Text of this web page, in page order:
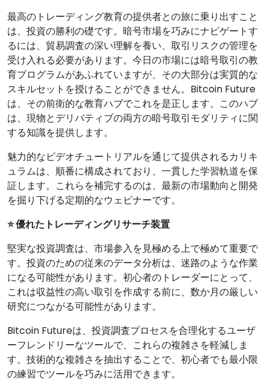
最高のトレーディング教育の提供者との旅に乗り出すこと
は、投資の勝利の礎です。暗号市場を巧みにナビゲートす
るには、貿易調査の深い理解を養い、取引リスクの管理を
受け入れる必要があります。今日の市場には暗号取引の教
育プログラムがあふれていますが、その大部分は実質的な
スキルセットを授けることができません。Bitcoin Future
は、その前衛的な教育ハブでこれを是正します。このハブ
は、現物とデリバティブの両方の暗号取引モダリティに関
する知識を提供します。
魅力的なビデオチュートリアルを通じて提供されるカリキ
ュラムは、順番に構成されており、一貫した学習軌道を保
証します。これらを補完するのは、最新の市場動向と開発
を掘り下げる定期的なウェビナーです。
⭐ 優れたトレーディングリサーチ装置
堅実な投資調査は、市場参入を見極める上で極めて重要で
す。投資のための従来のデータ分析は、迷路のような作業
になる可能性があります。初心者のトレーダーにとって、
これは収益性の高い取引を作成する前に、数か月の厳しい
研究につながる可能性があります。
Bitcoin Futureは、投資調査プロセスを合理化するユーザ
ーフレンドリーなツールで、これらの複雑さを軽減しま
す。技術的な複雑さを抽出することで、初心者でも最小限
の練習でツールを巧みに活用できます。